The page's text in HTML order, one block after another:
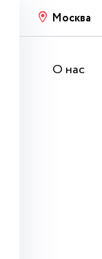
Москва
О нас